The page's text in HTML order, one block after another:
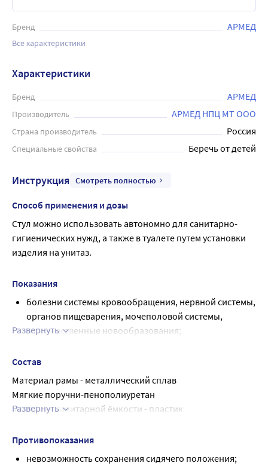
Бренд АРМЕД
Все характеристики
Характеристики
Бренд АРМЕД
Производитель АРМЕД НПЦ МТ ООО
Страна производитель Россия
Специальные свойства Беречь от детей
Инструкция Смотреть полностью
Способ применения и дозы
Стул можно использовать автономно для санитарно-
гигиенических нужд, а также в туалете путем установки
изделия на унитаз.
Показания
болезни системы кровообращения, нервной системы,
органов пищеварения, мочеполовой системы,
злокачественные новообразования;
повреждения или деформация конечностей;
повреждения суставов (не на обеих руках) или
контрактуры;
другие заболевания опорно-двигательного аппарата.
Развернуть
Состав
Материал рамы - металлический сплав
Мягкие поручни-пенополиуретан
Материал санитарной ёмкости - пластик
Развернуть
Противопоказания
невозможность сохранения сидячего положения;